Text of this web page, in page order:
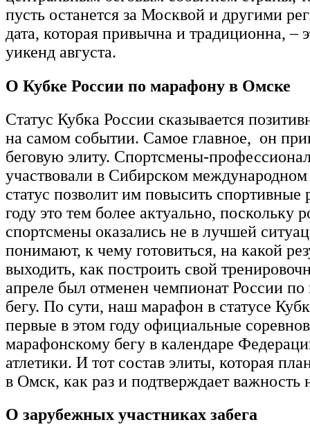
пусть останется за Москвой и другими
дата, которая привычна и традиционна, –
уикенд августа.
О Кубке России по марафону в Омске
Статус Кубка России сказывается
на самом событии. Самое главное, он
беговую элиту. Спортсмены-
участвовали в Сибирском
статус позволит им повысить спортивные
году это тем более актуально, поскольку
спортсмены оказались не в лучшей
понимают, к чему готовиться, на какой
выходить, как построить свой
апреле был отменен чемпионат России
бегу. По сути, наш марафон в статусе
первые в этом году официальные
марафонскому бегу в календаре
атлетики. И тот состав элиты, которая
в Омск, как раз и подтверждает важность
О зарубежных участниках забега